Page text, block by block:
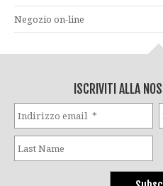
Negozio on-line
ISCRIVITI ALLA